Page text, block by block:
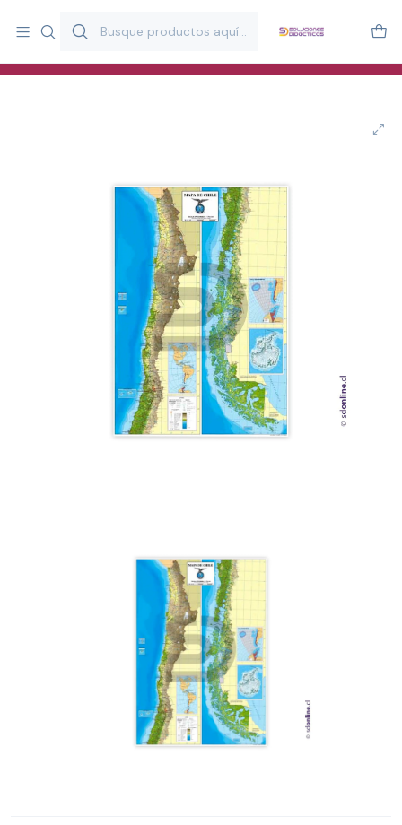
y estimulación infantil en Chile.
Especialistas en recursos educativos para aulas, terapeutas y